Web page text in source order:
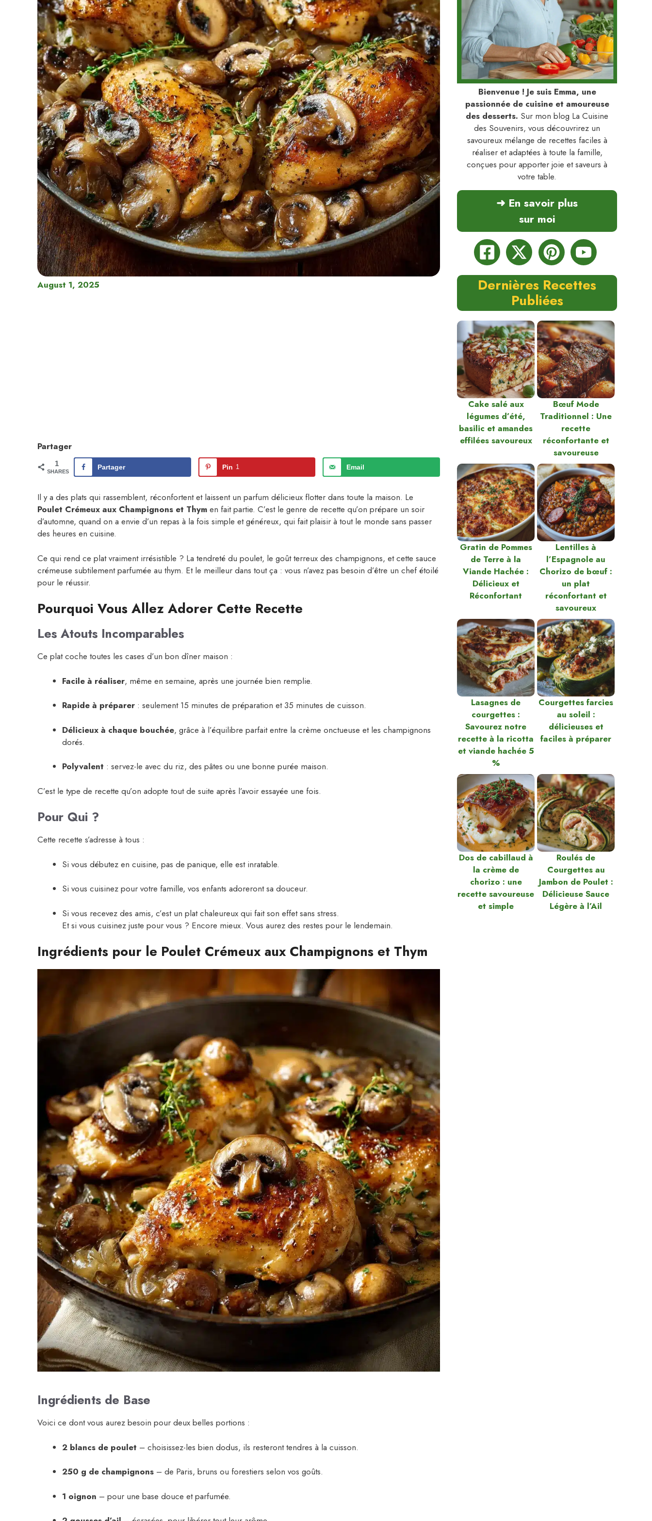
August 1, 2025
Partager
1
SHARES
Partager Pin 1 Email
Il y a des plats qui rassemblent, réconfortent et laissent un parfum délicieux flotter dans toute la maison. Le
Poulet Crémeux aux Champignons et Thym en fait partie. C’est le genre de recette qu’on prépare un soir
d’automne, quand on a envie d’un repas à la fois simple et généreux, qui fait plaisir à tout le monde sans passer
des heures en cuisine.
Ce qui rend ce plat vraiment irrésistible ? La tendreté du poulet, le goût terreux des champignons, et cette sauce
crémeuse subtilement parfumée au thym. Et le meilleur dans tout ça : vous n’avez pas besoin d’être un chef étoilé
pour le réussir.
Pourquoi Vous Allez Adorer Cette Recette
Les Atouts Incomparables
Ce plat coche toutes les cases d’un bon dîner maison :
Facile à réaliser, même en semaine, après une journée bien remplie.
Rapide à préparer : seulement 15 minutes de préparation et 35 minutes de cuisson.
Délicieux à chaque bouchée, grâce à l’équilibre parfait entre la crème onctueuse et les champignons
dorés.
Polyvalent : servez-le avec du riz, des pâtes ou une bonne purée maison.
C’est le type de recette qu’on adopte tout de suite après l’avoir essayée une fois.
Pour Qui ?
Cette recette s’adresse à tous :
Si vous débutez en cuisine, pas de panique, elle est inratable.
Si vous cuisinez pour votre famille, vos enfants adoreront sa douceur.
Si vous recevez des amis, c’est un plat chaleureux qui fait son effet sans stress.
Et si vous cuisinez juste pour vous ? Encore mieux. Vous aurez des restes pour le lendemain.
Ingrédients pour le Poulet Crémeux aux Champignons et Thym
Ingrédients de Base
Voici ce dont vous aurez besoin pour deux belles portions :
2 blancs de poulet – choisissez-les bien dodus, ils resteront tendres à la cuisson.
250 g de champignons – de Paris, bruns ou forestiers selon vos goûts.
1 oignon – pour une base douce et parfumée.
Bienvenue ! Je suis Emma, une
passionnée de cuisine et amoureuse
des desserts. Sur mon blog La Cuisine
des Souvenirs, vous découvrirez un
savoureux mélange de recettes faciles à
réaliser et adaptées à toute la famille,
conçues pour apporter joie et saveurs à
votre table.
➜ En savoir plus
sur moi
Dernières Recettes
Publiées
Cake salé aux
légumes d’été,
basilic et amandes
effilées savoureux
Bœuf Mode
Traditionnel : Une
recette
réconfortante et
savoureuse
Gratin de Pommes
de Terre à la
Viande Hachée :
Délicieux et
Réconfortant
Lentilles à
l’Espagnole au
Chorizo de bœuf :
un plat
réconfortant et
savoureux
Lasagnes de
courgettes :
Savourez notre
recette à la ricotta
et viande hachée 5
%
Courgettes farcies
au soleil :
délicieuses et
faciles à préparer
Dos de cabillaud à
la crème de
chorizo : une
recette savoureuse
et simple
Roulés de
Courgettes au
Jambon de Poulet :
Délicieuse Sauce
Légère à l’Ail